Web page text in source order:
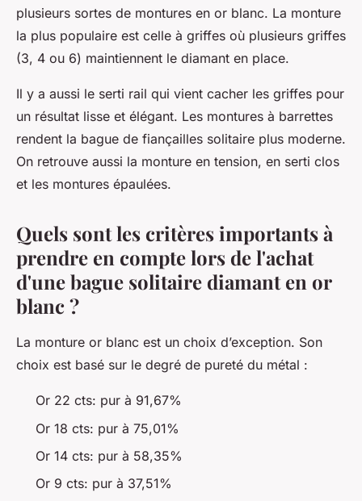
plusieurs sortes de montures en or blanc. La monture
la plus populaire est celle à griffes où plusieurs griffes
(3, 4 ou 6) maintiennent le diamant en place.
Il y a aussi le serti rail qui vient cacher les griffes pour
un résultat lisse et élégant. Les montures à barrettes
rendent la bague de fiançailles solitaire plus moderne.
On retrouve aussi la monture en tension, en serti clos
et les montures épaulées.
Quels sont les critères importants à
prendre en compte lors de l'achat
d'une bague solitaire diamant en or
blanc ?
La monture or blanc est un choix d’exception. Son
choix est basé sur le degré de pureté du métal :
Or 22 cts: pur à 91,67%
Or 18 cts: pur à 75,01%
Or 14 cts: pur à 58,35%
Or 9 cts: pur à 37,51%